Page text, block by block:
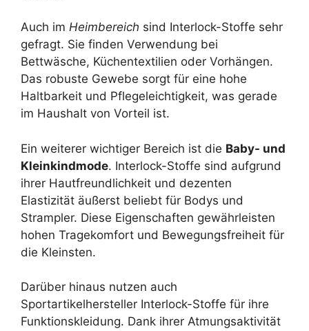
Auch im Heimbereich sind Interlock-Stoffe sehr
gefragt. Sie finden Verwendung bei
Bettwäsche, Küchentextilien oder Vorhängen.
Das robuste Gewebe sorgt für eine hohe
Haltbarkeit und Pflegeleichtigkeit, was gerade
im Haushalt von Vorteil ist.
Ein weiterer wichtiger Bereich ist die Baby- und
Kleinkindmode. Interlock-Stoffe sind aufgrund
ihrer Hautfreundlichkeit und dezenten
Elastizität äußerst beliebt für Bodys und
Strampler. Diese Eigenschaften gewährleisten
hohen Tragekomfort und Bewegungsfreiheit für
die Kleinsten.
Darüber hinaus nutzen auch
Sportartikelhersteller Interlock-Stoffe für ihre
Funktionskleidung. Dank ihrer Atmungsaktivität